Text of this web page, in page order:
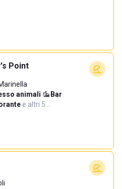
Point
animali· Bar·
·e altri 5…